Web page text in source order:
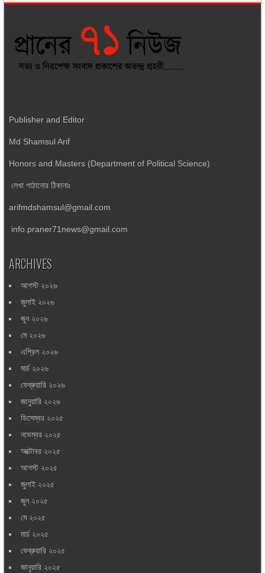
Publisher and Editor
Md Shamsul Arif
Honors and Masters (Department of Political Science)
লেখা পাঠানোর ঠিকানাঃ
arifmdshamsul@gmail.com
info.praner71news@gmail.com
ARCHIVES
আগস্ট ২০২৬
জুলাই ২০২৬
জুন ২০২৬
মে ২০২৬
এপ্রিল ২০২৬
মার্চ ২০২৬
ফেব্রুয়ারি ২০২৬
জানুয়ারি ২০২৬
ডিসেম্বর ২০২৫
নভেম্বর ২০২৫
অক্টোবর ২০২৫
আগস্ট ২০২৫
জুলাই ২০২৫
জুন ২০২৫
মে ২০২৫
মার্চ ২০২৫
ফেব্রুয়ারি ২০২৫
জানুয়ারি ২০২৫